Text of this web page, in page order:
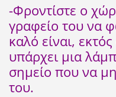
-Φροντίστε ο
γραφείο του να
καλό είναι,
υπάρχει μια
σημείο που να
του.